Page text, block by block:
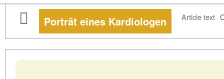
Porträt eines Kardiologen Article text·